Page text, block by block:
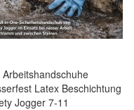
Arbeitshandschuhe
Latex Beschichtung
Jogger 7-11